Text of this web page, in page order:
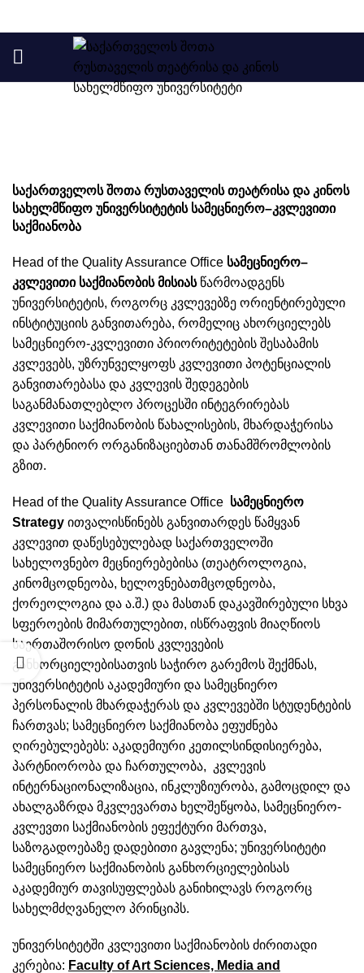
საქართველოს შოთა რუსთაველის თეატრისა და კინოს
სახელმწიფო უნივერსიტეტის სამეცნიერო–კვლევითი
საქმიანობა
Head of the Quality Assurance Office სამეცნიერო–
კვლევითი საქმიანობის მისიასწარმოადგენს
უნივერსიტეტის, როგორც კვლევებზე ორიენტირებული
ინსტიტუციის განვითარება, რომელიც ახორციელებს
სამეცნიერო-კვლევითი პრიორიტეტების შესაბამის
კვლევებს, უზრუნველყოფს კვლევითი პოტენციალის
განვითარებასა და კვლევის შედეგების
საგანმანათლებლო პროცესში ინტეგრირებას
კვლევითი საქმიანობის წახალისების, მხარდაჭერისა
და პარტნიორ ორგანიზაციებთან თანამშრომლობის
გზით.
Head of the Quality Assurance Office სამეცნიერო
Strategy ითვალისწინებს განვითარდეს წამყვან
კვლევით დაწესებულებად საქართველოში
სახელოვნებო მეცნიერებებისა (თეატროლოგია,
კინომცოდნეობა, ხელოვნებათმცოდნეობა,
ქორეოლოგია და ა.შ.) და მასთან დაკავშირებული სხვა
სფეროების მიმართულებით, ისწრაფვის მიაღწიოს
საერთაშორისო დონის კვლევების
განხორციელებისათვის საჭირო გარემოს შექმნას,
უნივერსიტეტის აკადემიური და სამეცნიერო
პერსონალის მხარდაჭერას და კვლევებში სტუდენტების
ჩართვას; სამეცნიერო საქმიანობა ეფუძნება
ღირებულებებს: აკადემიური კეთილსინდისიერება,
პარტნიორობა და ჩართულობა, კვლევის
ინტერნაციონალიზაცია, ინკლუზიურობა, გამოცდილ და
ახალგაზრდა მკვლევართა ხელშეწყობა, სამეცნიერო-
კვლევთი საქმიანობის ეფექტური მართვა,
საზოგადოებაზე დადებითი გავლენა; უნივერსიტეტი
სამეცნიერო საქმიანობის განხორციელებისას
აკადემიურ თავისუფლებას განიხილავს როგორც
სახელმძღვანელო პრინციპს.
უნივერსიტეტში კვლევითი საქმიანობის ძირითადი
კერებია: Faculty of Art Sciences, Media and